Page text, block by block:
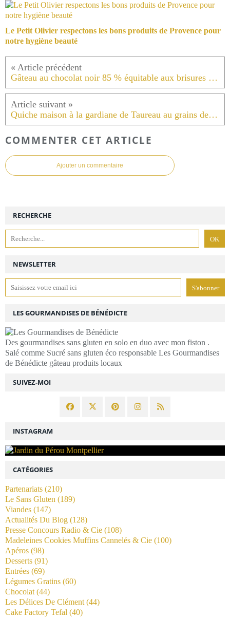
Le Petit Olivier respectons les bons produits de Provence pour
notre hygiène beauté
Gâteau au chocolat noir 85 % équitable aux brisures de cakes au chocolat individuels et smarties .
Quiche maison à la gardiane de Taureau au grains de riz de Camargue .
COMMENTER CET ARTICLE
Ajouter un commentaire
NEWSLETTER
SUIVEZ-MOI
RECHERCHE
LES GOURMANDISES DE BÉNÉDICTE
Des gourmandises sans gluten en solo en duo avec mon fiston .
Salé comme Sucré sans gluten éco responsable Les Gourmandises
de Bénédicte gâteau produits locaux
INSTAGRAM
CATÉGORIES
Partenariats (210)
Le Sans Gluten (189)
Viandes (147)
Actualités Du Blog (128)
Presse Concours Radio & Cie (108)
Madeleines Cookies Muffins Cannelés & Cie (100)
Apéros (98)
Desserts (91)
Entrées (69)
Légumes Gratins (60)
Chocolat (44)
Les Délices De Clément (44)
Cake Factory Tefal (40)